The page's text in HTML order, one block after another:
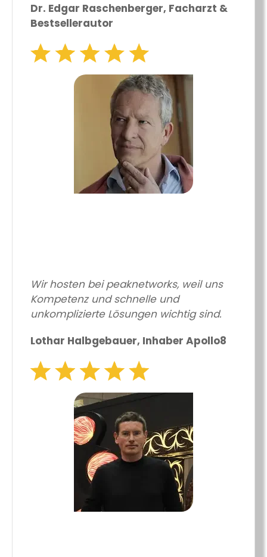
Dr. Edgar Raschenberger, Facharzt &
Bestsellerautor
Wir hosten bei peaknetworks, weil uns
Kompetenz und schnelle und
unkomplizierte Lösungen wichtig sind.
Lothar Halbgebauer, Inhaber Apollo8